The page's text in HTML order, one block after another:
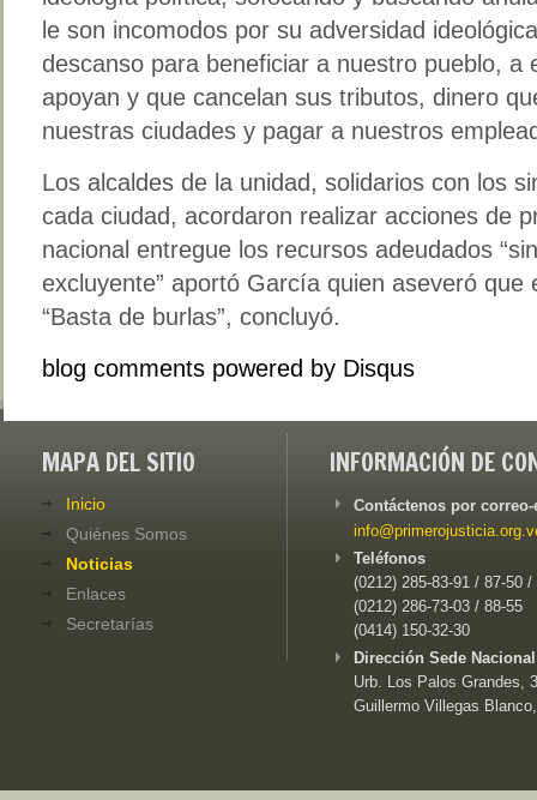
le son incomodos por su adversidad
descanso para beneficiar a nuestro pueblo, a
apoyan y que cancelan sus tributos, dinero
nuestras ciudades y pagar a nuestros
Los alcaldes de la unidad, solidarios con los
cada ciudad, acordaron realizar acciones de
nacional entregue los recursos adeudados
excluyente” aportó García quien aseveró
“Basta de burlas”, concluyó.
blog comments powered by Disqus
MAPA DEL SITIO
Inicio
Quiénes Somos
Noticias
Enlaces
Secretarías
INFORMACIÓN DE
Contáctenos por
Teléfonos
(0212) 285-83-91 / 87-50 /
(0212) 286-73-03 / 88-55
(0414) 150-32-30
Dirección Sede
Urb. Los Palos Grandes,
Guillermo Villegas